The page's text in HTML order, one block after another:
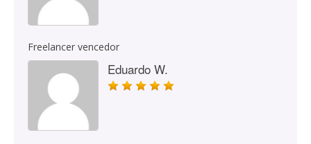
Freelancer vencedor
Eduardo W.